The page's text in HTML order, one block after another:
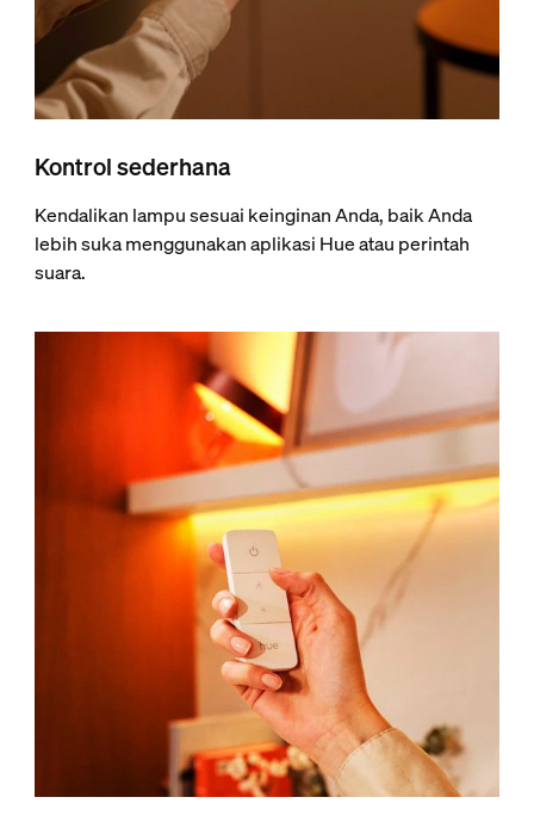
Kontrol sederhana
Kendalikan lampu sesuai keinginan Anda, baik Anda
lebih suka menggunakan aplikasi Hue atau perintah
suara.